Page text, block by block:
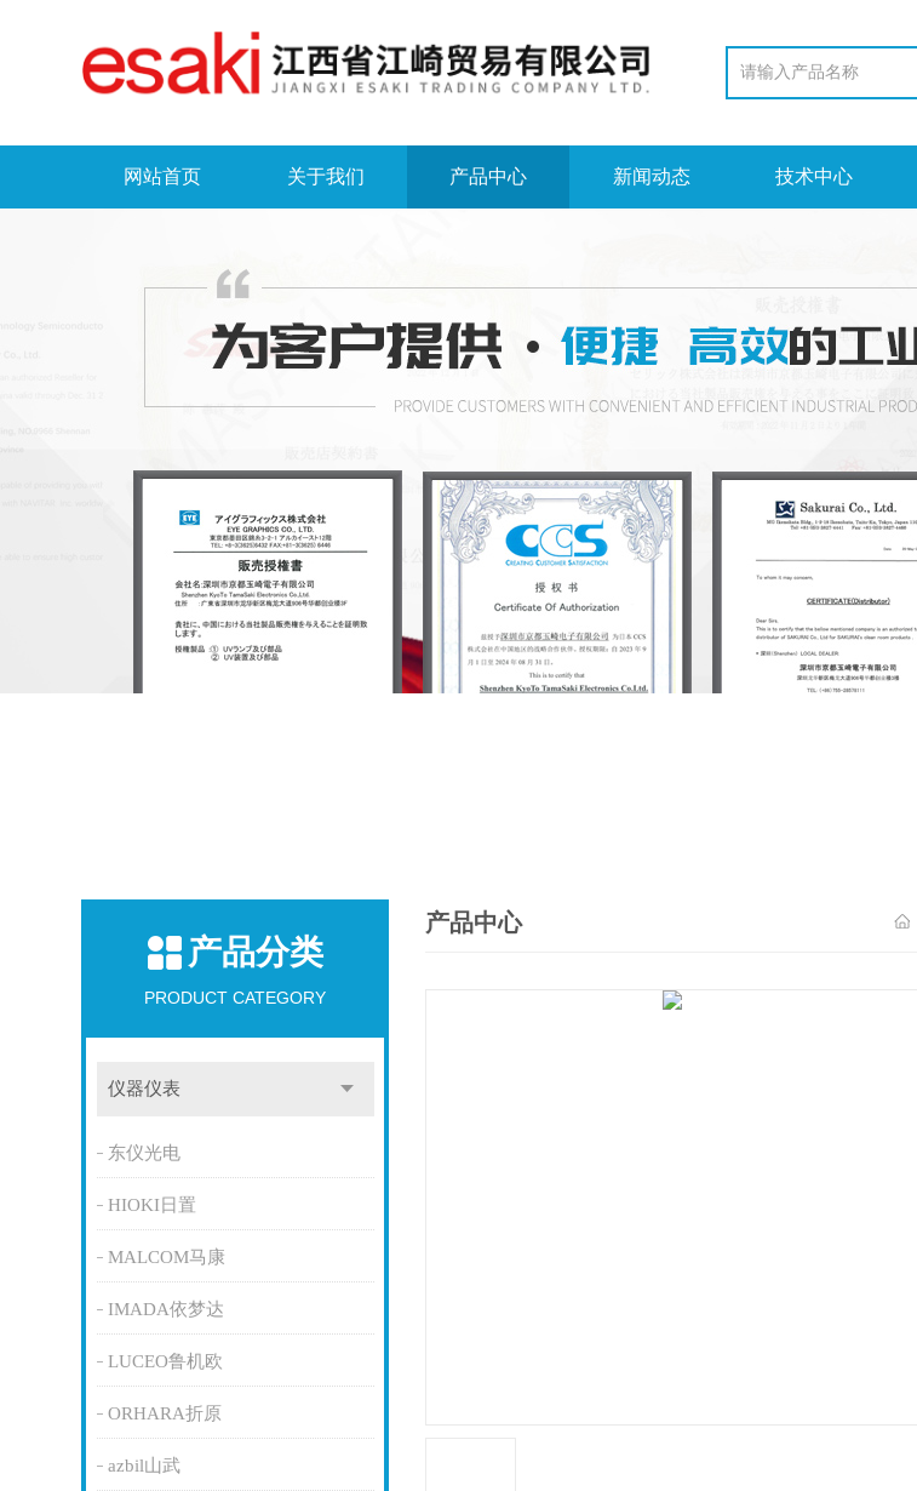
网站首页 关于我们 产品中心 新闻动态 技术中心
产品分类
PRODUCT CATEGORY
仪器仪表
东仪光电
HIOKI日置
MALCOM马康
IMADA依梦达
LUCEO鲁机欧
ORHARA折原
azbil山武
产品中心